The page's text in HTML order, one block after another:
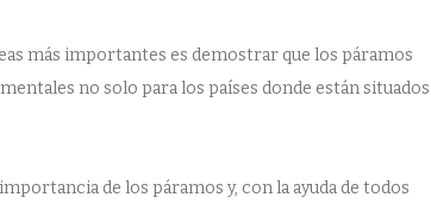
más importantes es demostrar que los páramos
no solo para los países donde están situados
de los páramos y, con la ayuda de todos